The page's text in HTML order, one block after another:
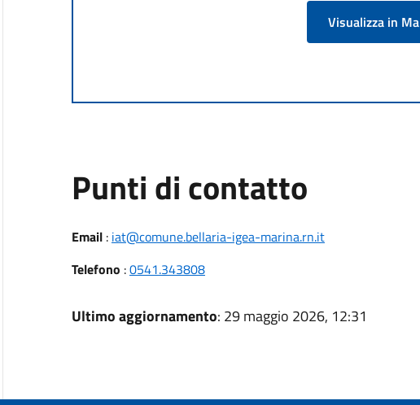
Visualizza in
Punti di contatto
Email: iat@comune.bellaria-igea-marina.rn.it
Telefono :0541.343808
Ultimo aggiornamento: 29 maggio 2026, 12:31